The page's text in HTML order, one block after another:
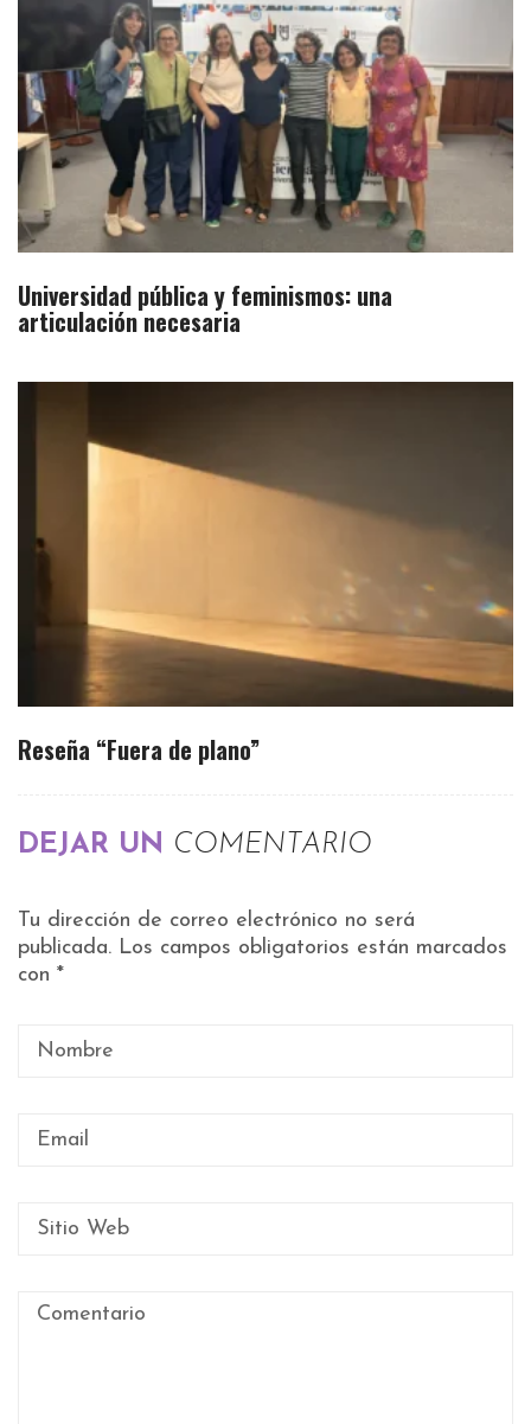
Universidad pública y feminismos: una
articulación necesaria
Reseña “Fuera de plano”
DEJAR UN COMENTARIO
Tu dirección de correo electrónico no será
publicada. Los campos obligatorios están marcados
con *